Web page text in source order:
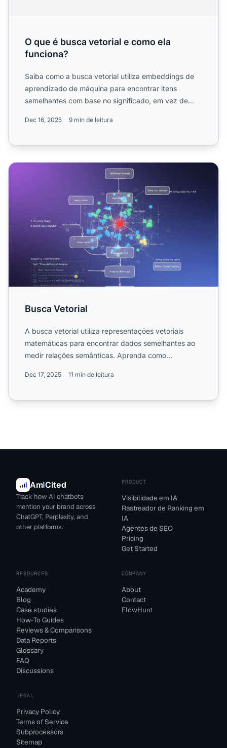
O que é busca vetorial e como ela
funciona?
Saiba como a busca vetorial utiliza embeddings de
aprendizado de máquina para encontrar itens
semelhantes com base no significado, em vez de
Dec 16, 2025 9 min de leitura
Busca Vetorial
Busca Vetorial
A busca vetorial utiliza representações vetoriais
matemáticas para encontrar dados semelhantes ao
medir relações semânticas. Aprenda como
Dec 17, 2025 11 min de leitura
AmICited
Track how AI chatbots
mention your brand across
ChatGPT, Perplexity, and
other platforms.
PRODUCT
Visibilidade em IA
Rastreador de Ranking em
IA
Agentes de SEO
Pricing
Get Started
RESOURCES
Academy
Blog
Case studies
How-To Guides
Reviews & Comparisons
Data Reports
Glossary
FAQ
Discussions
COMPANY
About
Contact
FlowHunt
LEGAL
Privacy Policy
Terms of Service
Subprocessors
Sitemap